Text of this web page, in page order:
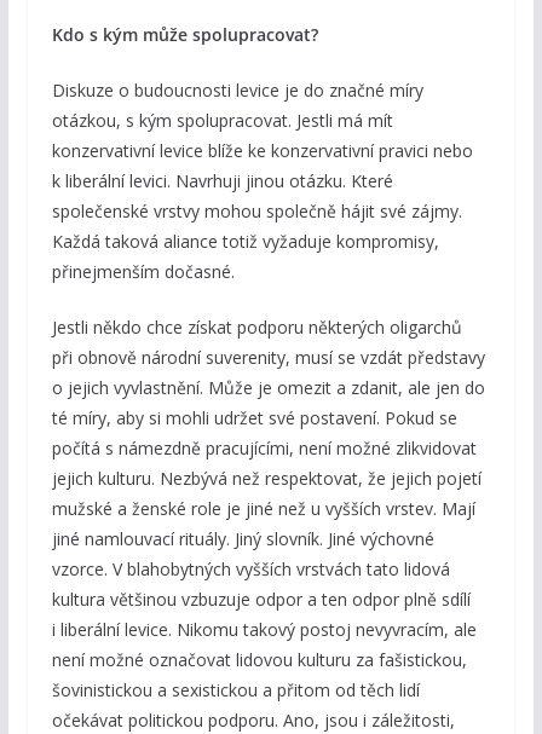
Kdo s kým může spolupracovat?
Diskuze o budoucnosti levice je do značné míry
otázkou, s kým spolupracovat. Jestli má mít
konzervativní levice blíže ke konzervativní pravici nebo
k liberální levici. Navrhuji jinou otázku. Které
společenské vrstvy mohou společně hájit své zájmy.
Každá taková aliance totiž vyžaduje kompromisy,
přinejmenším dočasné.
Jestli někdo chce získat podporu některých oligarchů
při obnově národní suverenity, musí se vzdát představy
o jejich vyvlastnění. Může je omezit a zdanit, ale jen do
té míry, aby si mohli udržet své postavení. Pokud se
počítá s námezdně pracujícími, není možné zlikvidovat
jejich kulturu. Nezbývá než respektovat, že jejich pojetí
mužské a ženské role je jiné než u vyšších vrstev. Mají
jiné namlouvací rituály. Jiný slovník. Jiné výchovné
vzorce. V blahobytných vyšších vrstvách tato lidová
kultura většinou vzbuzuje odpor a ten odpor plně sdílí
i liberální levice. Nikomu takový postoj nevyvracím, ale
není možné označovat lidovou kulturu za fašistickou,
šovinistickou a sexistickou a přitom od těch lidí
očekávat politickou podporu. Ano, jsou i záležitosti,